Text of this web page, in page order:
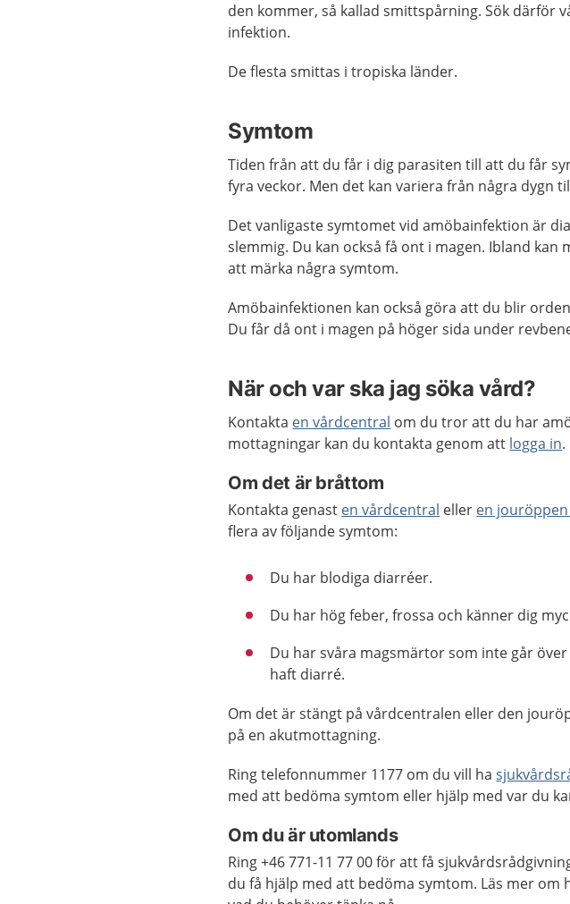
den kommer, så kallad smittspårning. Sök därför
infektion.
De flesta smittas i tropiska länder.
Symtom
Tiden från att du får i dig parasiten till att du får
fyra veckor. Men det kan variera från några dygn
Det vanligaste symtomet vid amöbainfektion är
slemmig. Du kan också få ont i magen. Ibland kan
att märka några symtom.
Amöbainfektionen kan också göra att du blir
Du får då ont i magen på höger sida under
När och var ska jag söka vård?
Kontakta en vårdcentral om du tror att du har
mottagningar kan du kontakta genom att logga in.
Om det är bråttom
Kontakta genast en vårdcentral eller en
flera av följande symtom:
Du har blodiga diarréer.
Du har hög feber, frossa och känner dig
Du har svåra magsmärtor som inte går
haft diarré.
Om det är stängt på vårdcentralen eller den
på en akutmottagning.
Ring telefonnummer 1177 om du vill ha
med att bedöma symtom eller hjälp med var du
Om du är utomlands
Ring +46 771-11 77 00 för att få
du få hjälp med att bedöma symtom. Läs mer om